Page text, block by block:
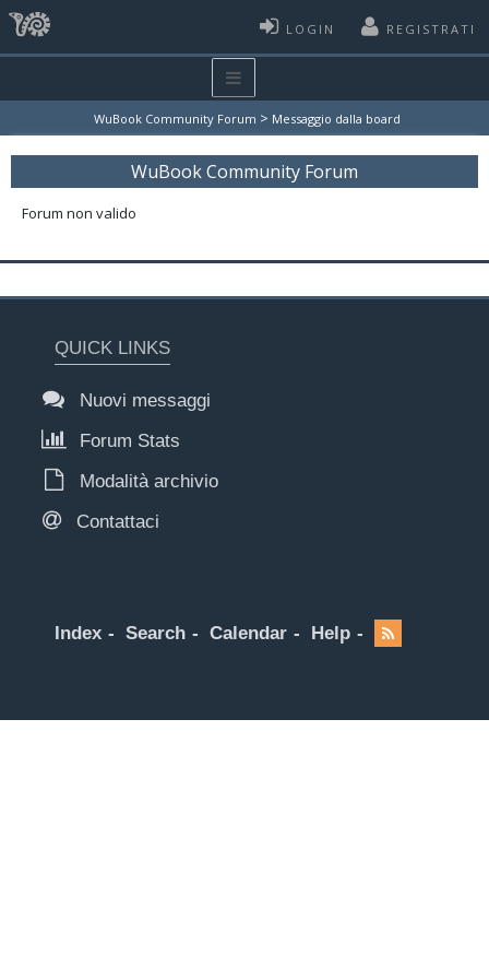
LOGIN REGISTRATI
WuBook Community Forum > Messaggio dalla board
WuBook Community Forum
Forum non valido
QUICK LINKS
Nuovi messaggi
Forum Stats
Modalità archivio
Contattaci
Index Search Calendar Help